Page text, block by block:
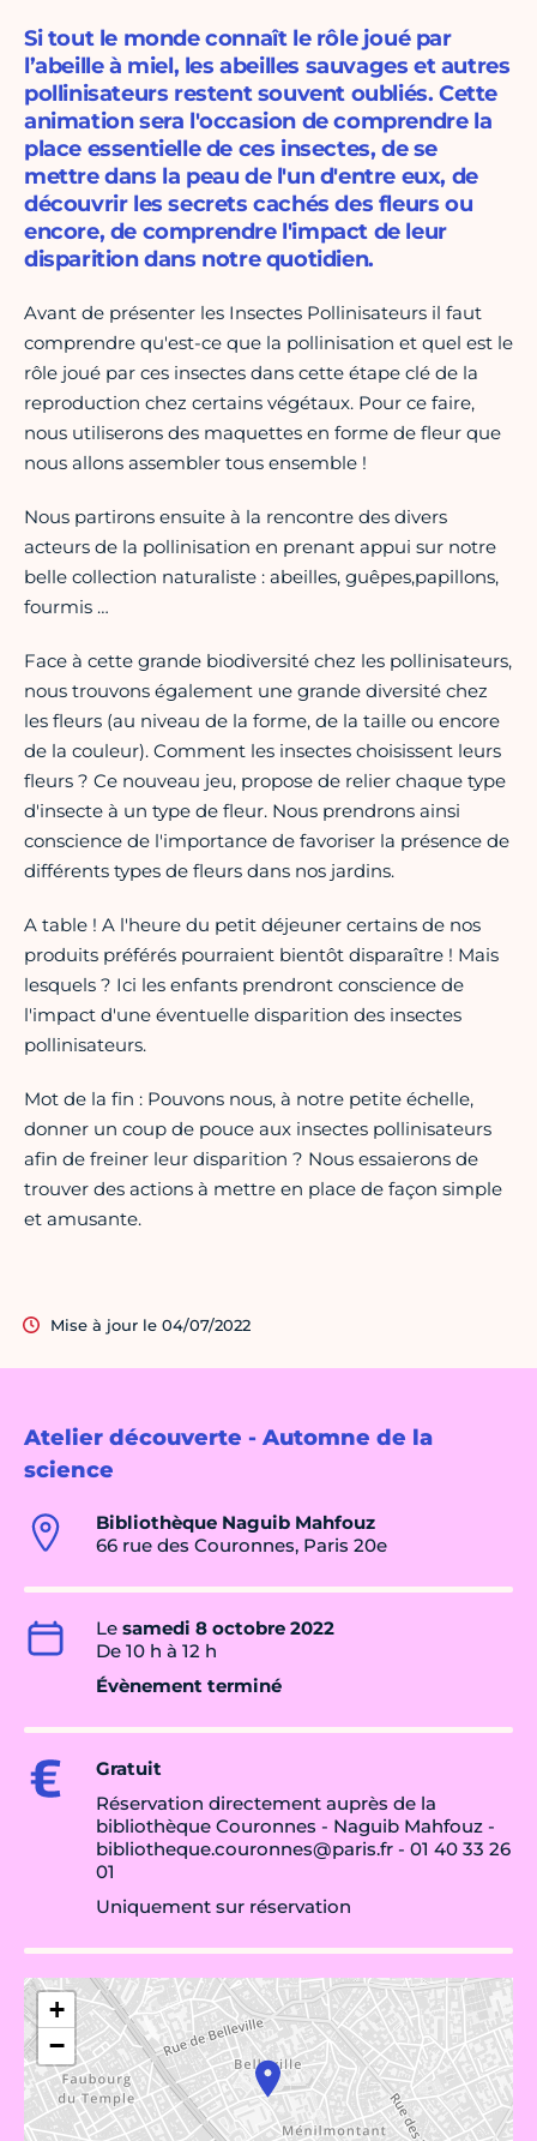
Atelier découverte - Automne de la
science
Bibliothèque Naguib Mahfouz
66 rue des Couronnes, Paris 20e
Le samedi 8 octobre 2022
De 10 h à 12 h
Évènement terminé
Gratuit
Réservation directement auprès de la
bibliothèque Couronnes - Naguib Mahfouz -
bibliotheque.couronnes@paris.fr - 01 40 33 26
01
Uniquement sur réservation
+
−
Si tout le monde connaît le rôle joué par
l’abeille à miel, les abeilles sauvages et autres
pollinisateurs restent souvent oubliés. Cette
animation sera l'occasion de comprendre la
place essentielle de ces insectes, de se
mettre dans la peau de l'un d'entre eux, de
découvrir les secrets cachés des fleurs ou
encore, de comprendre l'impact de leur
disparition dans notre quotidien.
Avant de présenter les Insectes Pollinisateurs il faut
comprendre qu'est-ce que la pollinisation et quel est le
rôle joué par ces insectes dans cette étape clé de la
reproduction chez certains végétaux. Pour ce faire,
nous utiliserons des maquettes en forme de fleur que
nous allons assembler tous ensemble !
Nous partirons ensuite à la rencontre des divers
acteurs de la pollinisation en prenant appui sur notre
belle collection naturaliste : abeilles, guêpes,papillons,
fourmis …
Face à cette grande biodiversité chez les pollinisateurs,
nous trouvons également une grande diversité chez
les fleurs (au niveau de la forme, de la taille ou encore
de la couleur). Comment les insectes choisissent leurs
fleurs ? Ce nouveau jeu, propose de relier chaque type
d'insecte à un type de fleur. Nous prendrons ainsi
conscience de l'importance de favoriser la présence de
différents types de fleurs dans nos jardins.
A table ! A l'heure du petit déjeuner certains de nos
produits préférés pourraient bientôt disparaître ! Mais
lesquels ? Ici les enfants prendront conscience de
l'impact d'une éventuelle disparition des insectes
pollinisateurs.
Mot de la fin : Pouvons nous, à notre petite échelle,
donner un coup de pouce aux insectes pollinisateurs
afin de freiner leur disparition ? Nous essaierons de
trouver des actions à mettre en place de façon simple
et amusante.
Mise à jour le 04/07/2022